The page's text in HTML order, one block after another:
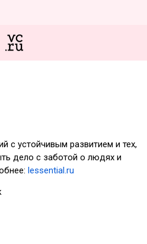
с устойчивым развитием и тех,
дело с заботой о людях и
lessential.ru